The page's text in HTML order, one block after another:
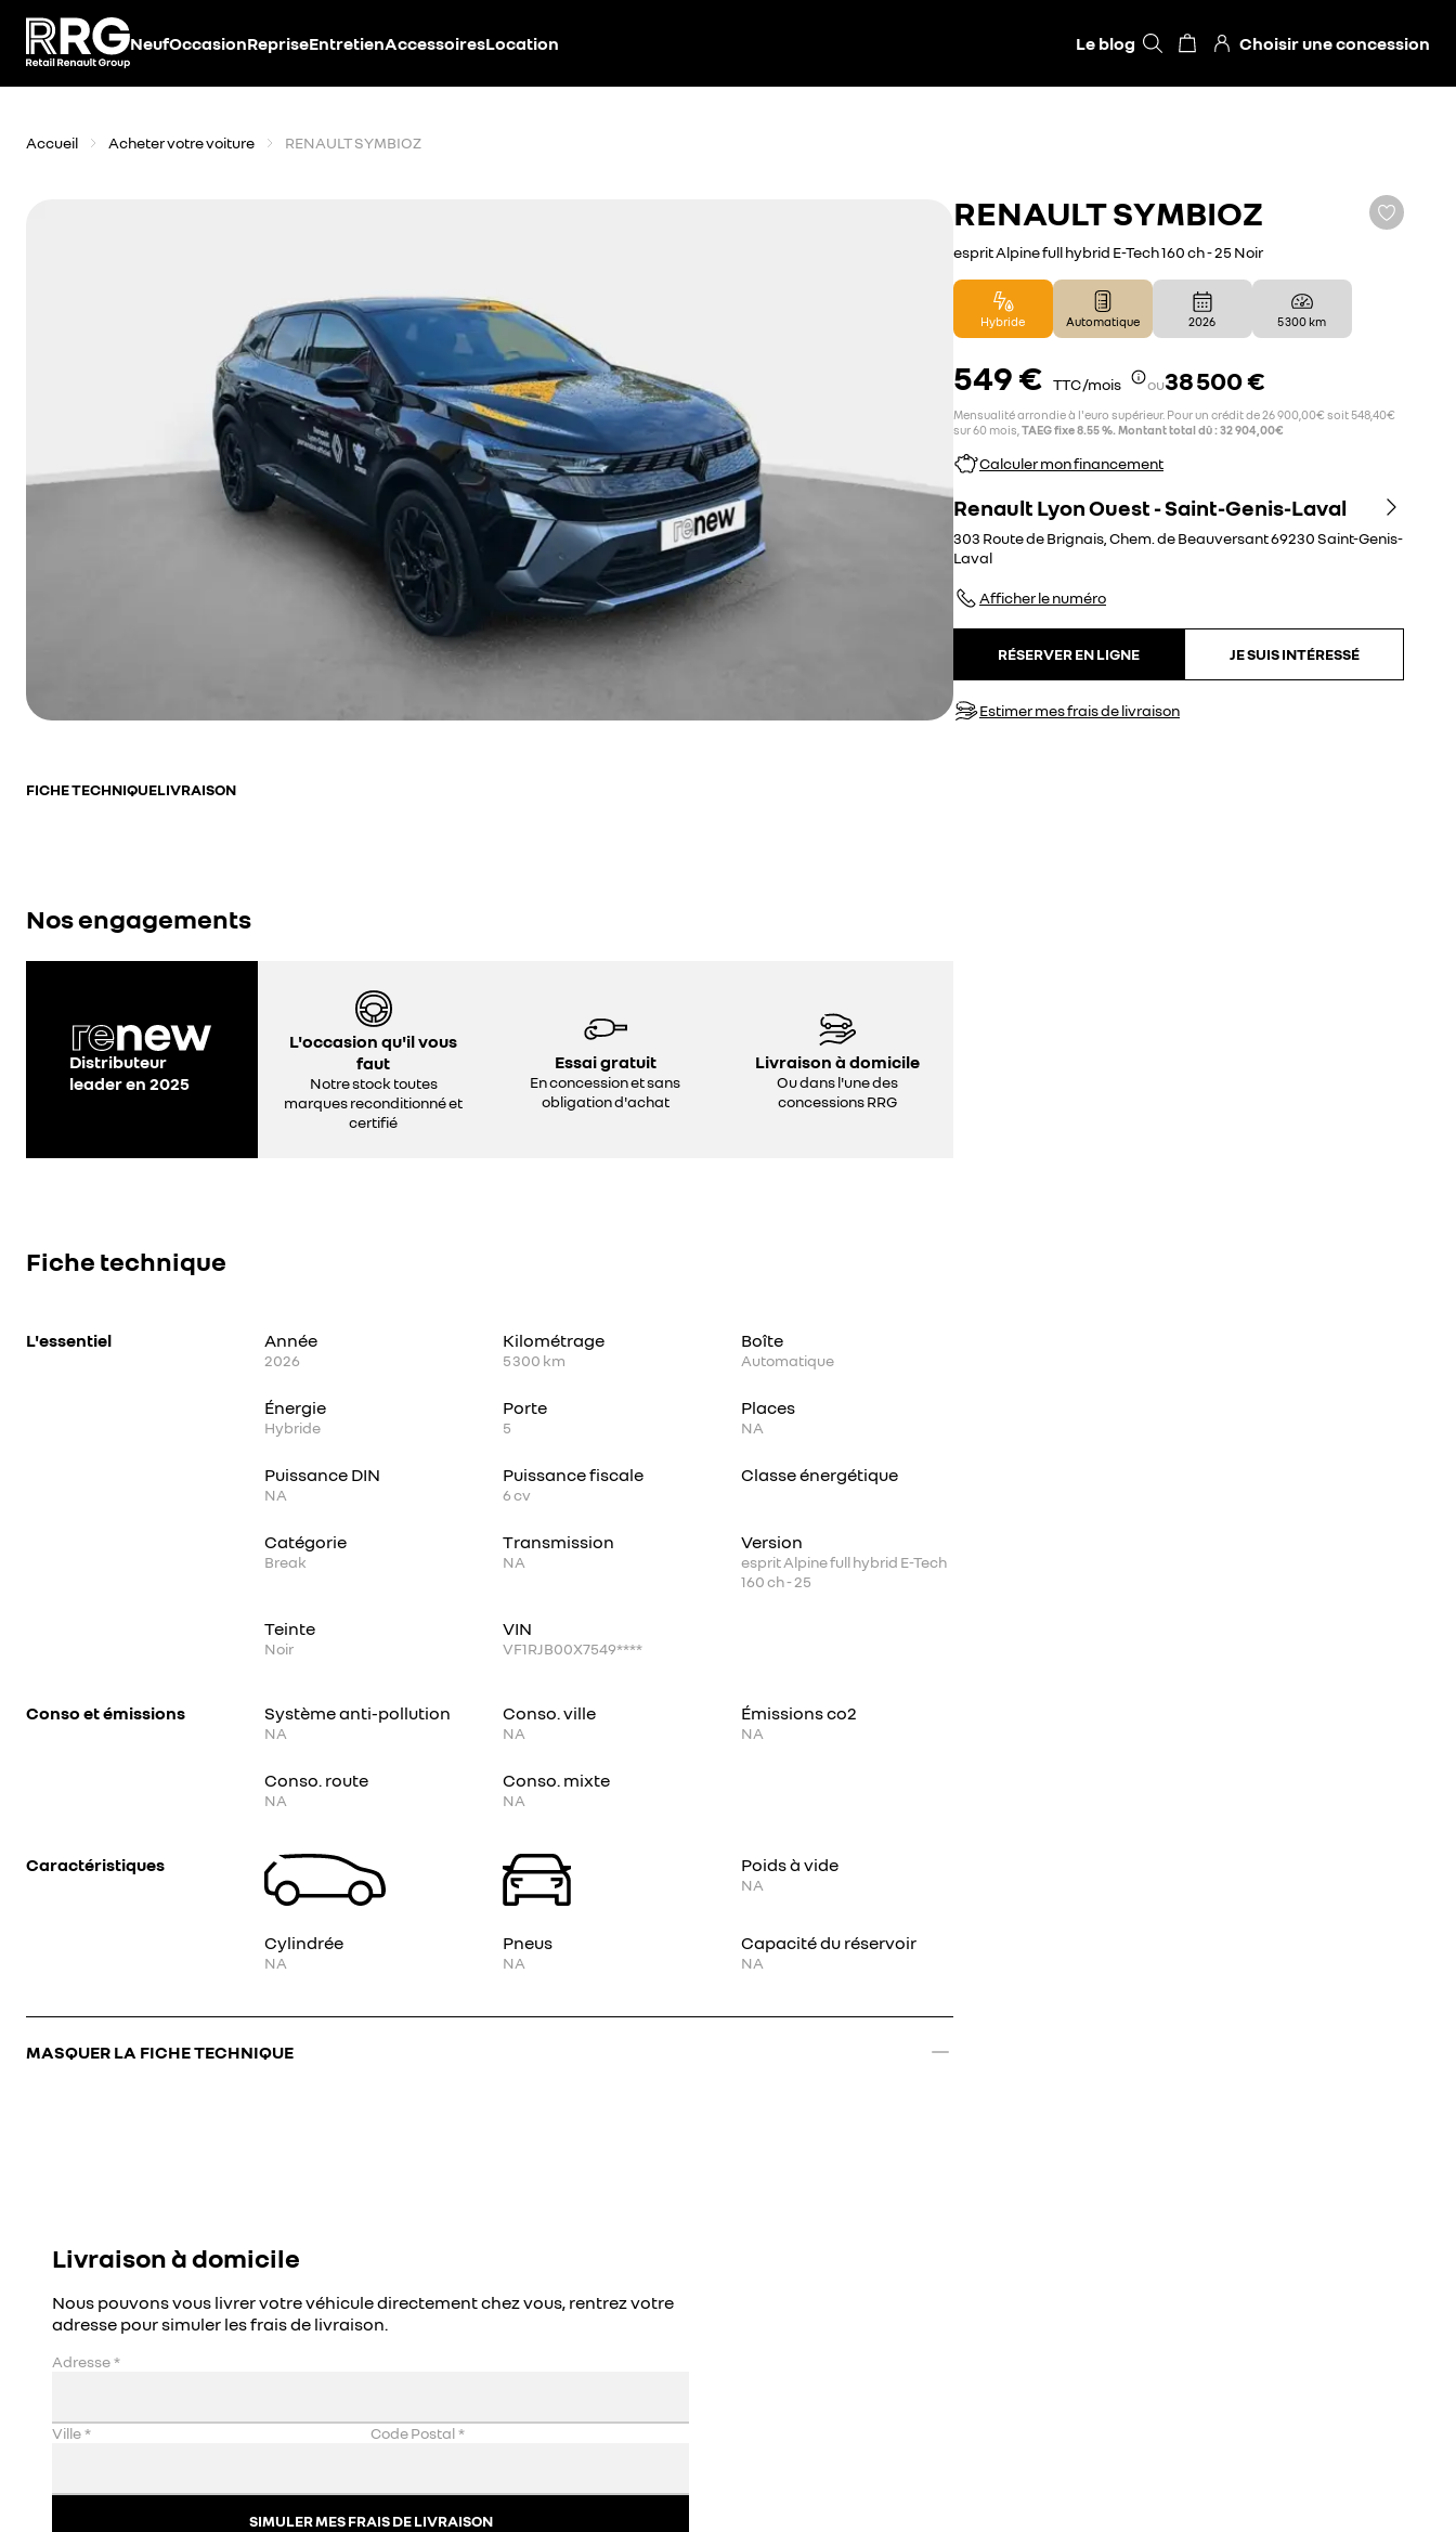
NeufOccasionRepriseEntretienAccessoiresLocation Le blog Choisir une concession
Accueil Acheter votre voiture RENAULT SYMBIOZ
FICHE TECHNIQUELIVRAISON
Nos engagements
Distributeur
leader en 2025
L'occasion qu'il vous
faut
Notre stock toutes
marques reconditionné et
certifié
Essai gratuit
En concession et sans
obligation d'achat
Livraison à domicile
Ou dans l'une des
concessions RRG
Fiche technique
MASQUER LA FICHE TECHNIQUE
L'essentiel Année
2026
Kilométrage
5 300 km
Boîte
Automatique
Énergie
Hybride
Porte
5
Places
NA
Puissance DIN
NA
Puissance fiscale
6cv
Classe énergétique
Catégorie
Break
Transmission
NA
Version
esprit Alpine full hybrid E-Tech
160 ch - 25
Teinte
Noir
VIN
VF1RJB00X7549****
Conso et émissions Système anti-pollution
NA
Conso. ville
NA
Émissions co2
NA
Conso. route
NA
Conso. mixte
NA
Caractéristiques Poids à vide
NA
Cylindrée
NA
Pneus
NA
Capacité du réservoir
NA
RENAULTSYMBIOZ
esprit Alpine full hybrid E-Tech 160 ch - 25 Noir
Hybride Automatique 2026 5 300 km
549 € TTC /mois ou38 500 €
Mensualité arrondie à l'euro supérieur. Pour un crédit de 26 900,00€ soit 548,40€
sur 60 mois, TAEG fixe 8.55 %. Montant total dû : 32 904,00€
Calculer mon financement
Renault Lyon Ouest - Saint-Genis-Laval
303 Route de Brignais, Chem. de Beauversant69230Saint-Genis-
Laval
Afficher le numéro
RÉSERVER EN LIGNE JE SUIS INTÉRESSÉ
Estimer mes frais de livraison
Livraison à domicile
Nous pouvons vous livrer votre véhicule directement chez vous, rentrez votre
adresse pour simuler les frais de livraison.
Adresse*
Ville* Code Postal*
SIMULER MES FRAIS DE LIVRAISON